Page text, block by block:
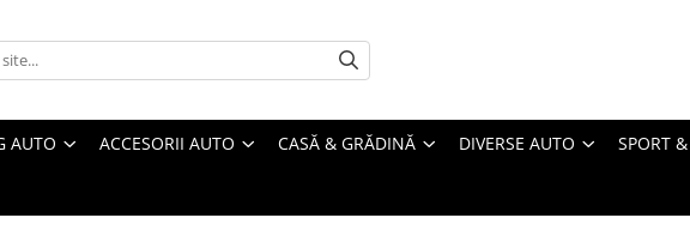
AUTO ACCESORII AUTO CASĂ & GRĂDINĂ DIVERSE AUTO SPORT